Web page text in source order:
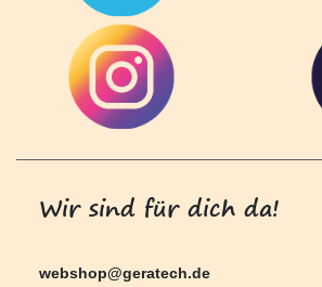
Wir sind für dich da!
webshop@geratech.de